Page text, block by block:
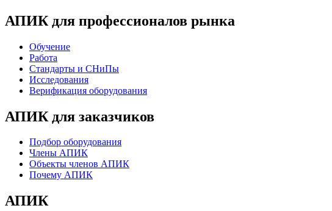
АПИК для профессионалов рынка
Обучение
Работа
Стандарты и СНиПы
Исследования
Верификация оборудования
АПИК для заказчиков
Подбор оборудования
Члены АПИК
Объекты членов АПИК
Почему АПИК
АПИК